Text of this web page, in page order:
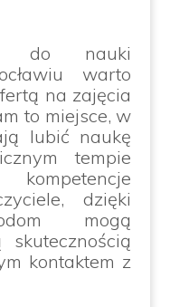
do nauki
warto
na zajęcia
to miejsce, w
lubić naukę
tempie
dzięki
mogą
kontaktem z